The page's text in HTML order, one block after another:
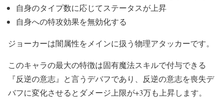
自身のタイプ数に応じてステータスが上昇
自身への特攻効果を無効化する
ジョーカーは闇属性をメインに扱う物理アタッカーです。
このキャラの最大の特徴は固有魔法スキルで付与できる
『反逆の意志』と言うデバフであり、反逆の意志を喪失デ
バフに変化させるとダメージ上限が+3万も上昇します。